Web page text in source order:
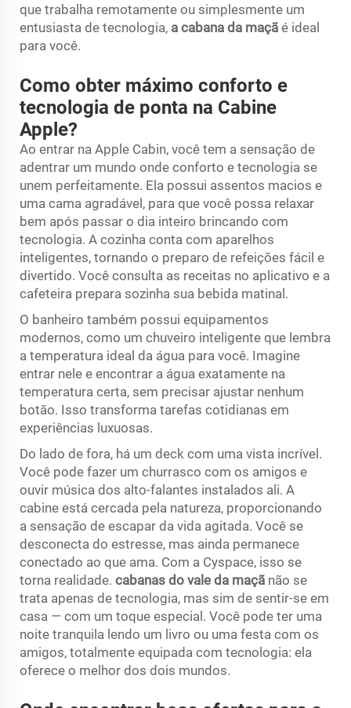
que trabalha remotamente ou simplesmente um
entusiasta de tecnologia, a cabana da maçã é ideal
para você.
Como obter máximo conforto e
tecnologia de ponta na Cabine
Apple?
Ao entrar na Apple Cabin, você tem a sensação de
adentrar um mundo onde conforto e tecnologia se
unem perfeitamente. Ela possui assentos macios e
uma cama agradável, para que você possa relaxar
bem após passar o dia inteiro brincando com
tecnologia. A cozinha conta com aparelhos
inteligentes, tornando o preparo de refeições fácil e
divertido. Você consulta as receitas no aplicativo e a
cafeteira prepara sozinha sua bebida matinal.
O banheiro também possui equipamentos
modernos, como um chuveiro inteligente que lembra
a temperatura ideal da água para você. Imagine
entrar nele e encontrar a água exatamente na
temperatura certa, sem precisar ajustar nenhum
botão. Isso transforma tarefas cotidianas em
experiências luxuosas.
Do lado de fora, há um deck com uma vista incrível.
Você pode fazer um churrasco com os amigos e
ouvir música dos alto-falantes instalados ali. A
cabine está cercada pela natureza, proporcionando
a sensação de escapar da vida agitada. Você se
desconecta do estresse, mas ainda permanece
conectado ao que ama. Com a Cyspace, isso se
torna realidade. cabanas do vale da maçã não se
trata apenas de tecnologia, mas sim de sentir-se em
casa — com um toque especial. Você pode ter uma
noite tranquila lendo um livro ou uma festa com os
amigos, totalmente equipada com tecnologia: ela
oferece o melhor dos dois mundos.